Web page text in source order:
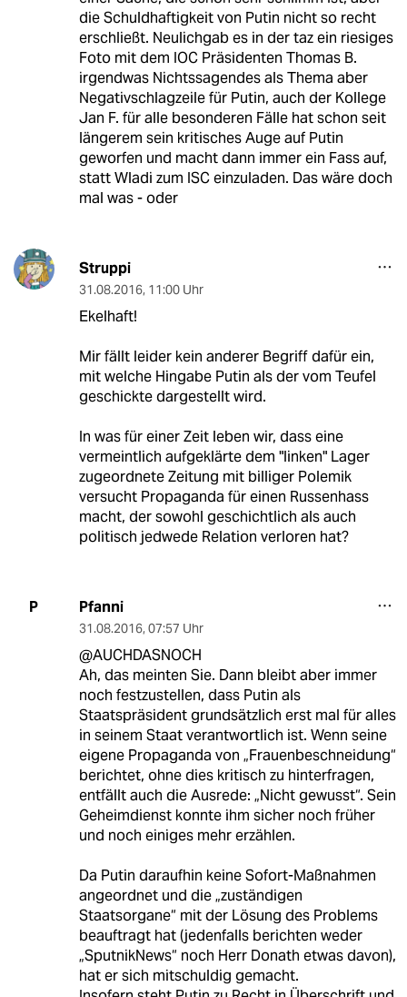
die Schuldhaftigkeit von Putin nicht so recht
erschließt. Neulichgab es in der taz ein riesiges
Foto mit dem IOC Präsidenten Thomas B.
irgendwas Nichtssagendes als Thema aber
Negativschlagzeile für Putin, auch der Kollege
Jan F. für alle besonderen Fälle hat schon seit
längerem sein kritisches Auge auf Putin
geworfen und macht dann immer ein Fass auf,
statt Wladi zum ISC einzuladen. Das wäre doch
mal was - oder
Struppi
31.08.2016, 11:00 Uhr
Ekelhaft!
Mir fällt leider kein anderer Begriff dafür ein,
mit welche Hingabe Putin als der vom Teufel
geschickte dargestellt wird.
In was für einer Zeit leben wir, dass eine
vermeintlich aufgeklärte dem "linken" Lager
zugeordnete Zeitung mit billiger Polemik
versucht Propaganda für einen Russenhass
macht, der sowohl geschichtlich als auch
politisch jedwede Relation verloren hat?
P Pfanni
31.08.2016, 07:57 Uhr
@AUCHDASNOCH
Ah, das meinten Sie. Dann bleibt aber immer
noch festzustellen, dass Putin als
Staatspräsident grundsätzlich erst mal für alles
in seinem Staat verantwortlich ist. Wenn seine
eigene Propaganda von „Frauenbeschneidung“
berichtet, ohne dies kritisch zu hinterfragen,
entfällt auch die Ausrede: „Nicht gewusst“. Sein
Geheimdienst konnte ihm sicher noch früher
und noch einiges mehr erzählen.
Da Putin daraufhin keine Sofort-Maßnahmen
angeordnet und die „zuständigen
Staatsorgane“ mit der Lösung des Problems
beauftragt hat (jedenfalls berichten weder
„SputnikNews“ noch Herr Donath etwas davon),
hat er sich mitschuldig gemacht.